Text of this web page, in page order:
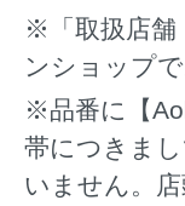
※「取扱店舗
ンショップ
※品番に【
帯につきま
いません。